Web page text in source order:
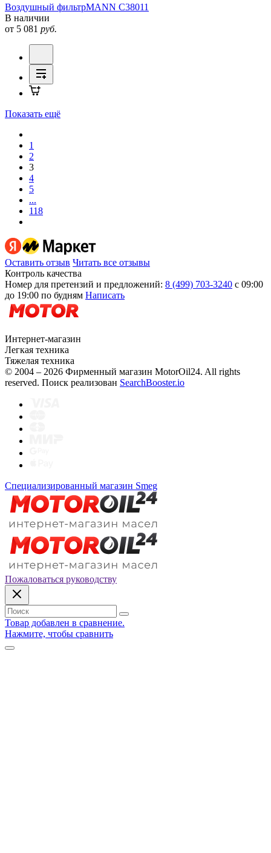
Воздушный фильтрMANN C38011
В наличии
от 5 081 руб.
Показать ещё
1
2
3
4
5
...
118
Оставить отзыв Читать все отзывы
Контроль качества
Номер для претензий и предложений: 8 (499) 703-3240 с 09:00
до 19:00 по будням Написать
Интернет-магазин
Легкая техника
Тяжелая техника
© 2004 – 2026 Фирменный магазин MotorOil24. All rights
reserved. Поиск реализован SearchBooster.io
Специализированный магазин Smeg
Пожаловаться руководству
Товар добавлен в сравнение.
Нажмите, чтобы сравнить